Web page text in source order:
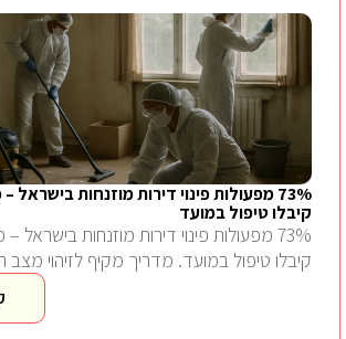
73% מפעולות פינוי דירות מוזנחות
קיבלו טיפול במועד
73% מפעולות פינוי דירות מוזנחות
קיבלו טיפול במועד. מדריך מקיף לזיהוי מצב